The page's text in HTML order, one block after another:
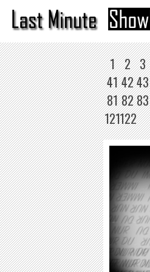
1 2 3
41 4243
81 8283
121122